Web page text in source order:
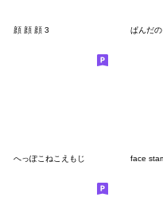
顔 顔 顔 3
へっぽこねこえもじ face